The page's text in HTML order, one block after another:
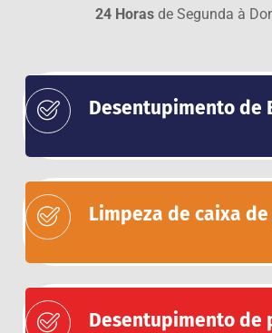
24 Horasde Segunda à
Desentupimento de
Limpeza de caixa
Desentupimento de